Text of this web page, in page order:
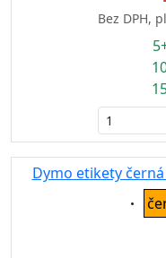
Bez DPH,
Dymo etikety